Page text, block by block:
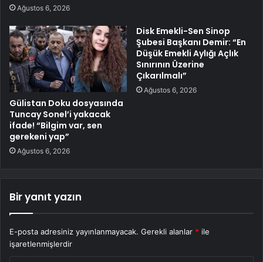
Ağustos 6, 2026
Gülistan Doku dosyasında
Tuncay Sonel’i yakacak
ifade! “Bilgim var, sen
gerekeni yap”
Ağustos 6, 2026
Disk Emekli-Sen Sinop
Şubesi Başkanı Demir: “En
Düşük Emekli Aylığı Açlık
Sınırının Üzerine
Çıkarılmalı”
Ağustos 6, 2026
Bir yanıt yazın
E-posta adresiniz yayınlanmayacak. Gerekli alanlar * ile
işaretlenmişlerdir